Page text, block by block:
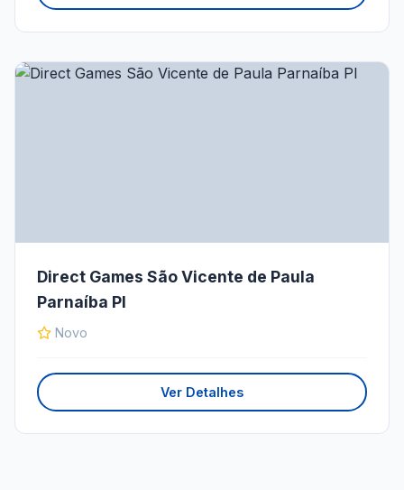
Direct Games São Vicente de Paula
Parnaíba PI
Novo
Ver Detalhes